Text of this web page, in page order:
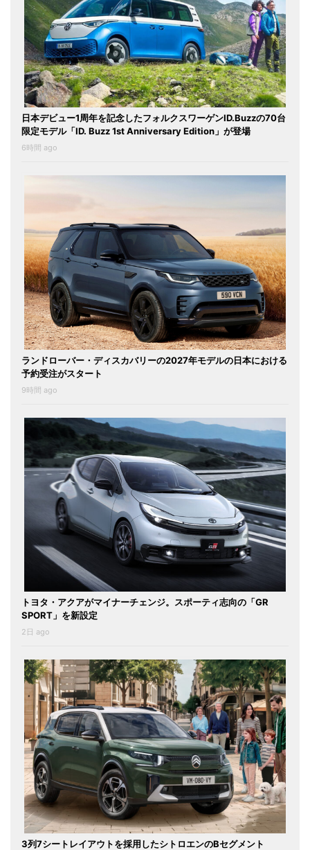
日本デビュー1周年を記念したフォルクスワーゲンID.Buzzの70台
限定モデル「ID. Buzz 1st Anniversary Edition」が登場
6時間 ago
ランドローバー・ディスカバリーの2027年モデルの日本における
予約受注がスタート
9時間 ago
トヨタ・アクアがマイナーチェンジ。スポーティ志向の「GR
SPORT」を新設定
2日 ago
3列7シートレイアウトを採用したシトロエンのBセグメント